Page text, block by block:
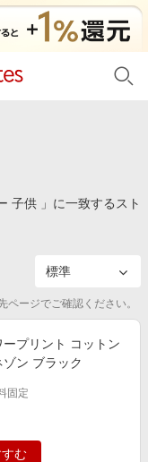
子供 」に一致するスト
ージでご確認ください。
プリント コットン
ン ブラック
固定
む